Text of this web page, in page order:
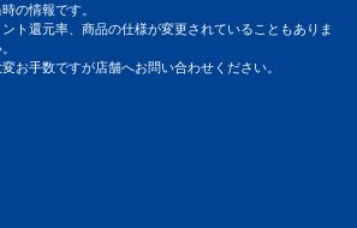
の情報です。
ト還元率、商品の仕様が変更されていることもありま
お手数ですが店舗へお問い合わせください。